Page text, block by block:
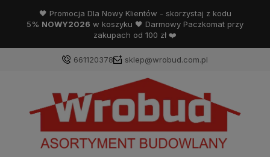
🖤 Promocja Dla Nowy Klientów - skorzystaj z kodu
5% NOWY2026 w koszyku 🖤 Darmowy Paczkomat przy
zakupach od 100 zł ❤️
661120378 sklep@wrobud.com.pl